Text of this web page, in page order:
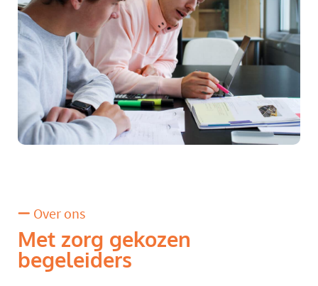
Over ons
Met zorg gekozen
begeleiders